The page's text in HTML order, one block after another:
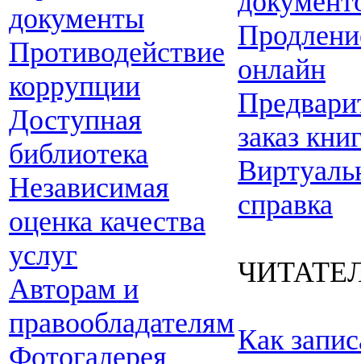
документы
Противодействие
коррупции
Доступная
библиотека
Независимая
оценка качества
услуг
Авторам и
правообладателям
Фотогалерея
онлайн
заказ
справка
Как